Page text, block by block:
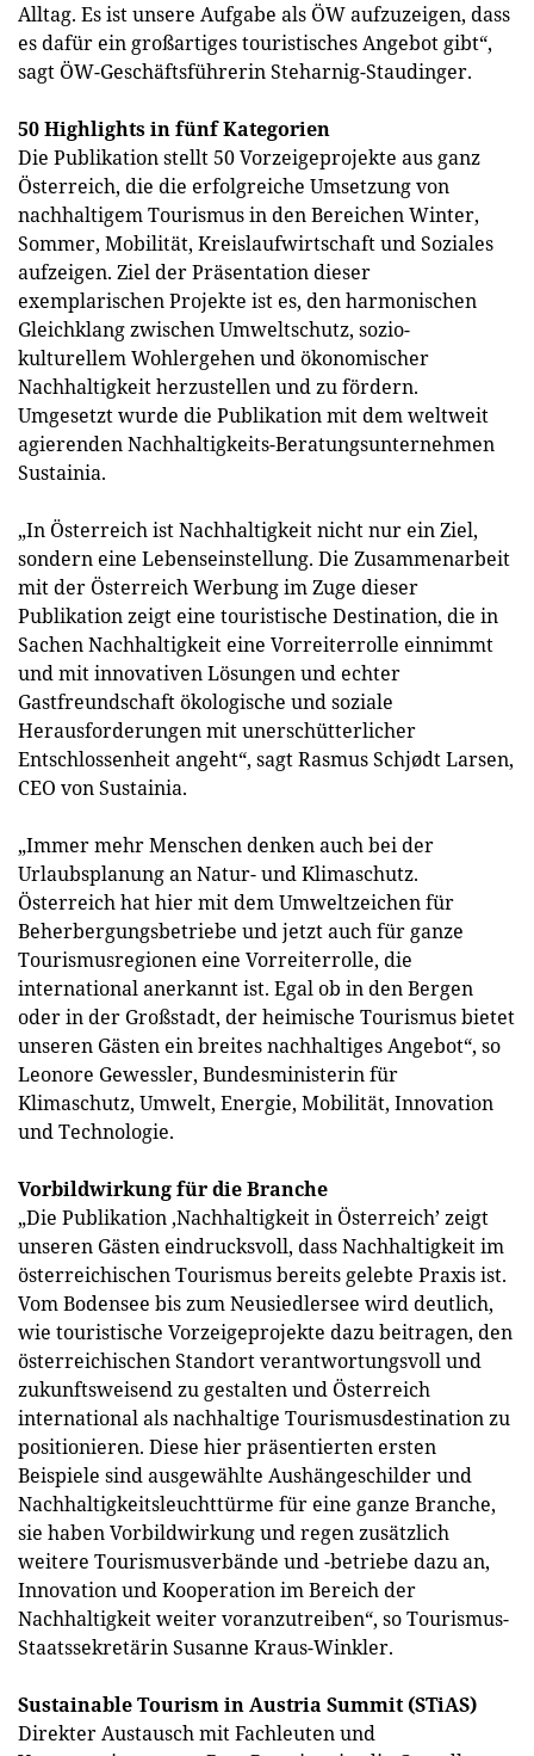
Alltag. Es ist unsere Aufgabe als ÖW aufzuzeigen, dass
es dafür ein großartiges touristisches Angebot gibt“,
sagt ÖW-Geschäftsführerin Steharnig-Staudinger.
50 Highlights in fünf Kategorien
Die Publikation stellt 50 Vorzeigeprojekte aus ganz
Österreich, die die erfolgreiche Umsetzung von
nachhaltigem Tourismus in den Bereichen Winter,
Sommer, Mobilität, Kreislaufwirtschaft und Soziales
aufzeigen. Ziel der Präsentation dieser
exemplarischen Projekte ist es, den harmonischen
Gleichklang zwischen Umweltschutz, sozio-
kulturellem Wohlergehen und ökonomischer
Nachhaltigkeit herzustellen und zu fördern.
Umgesetzt wurde die Publikation mit dem weltweit
agierenden Nachhaltigkeits-Beratungsunternehmen
Sustainia.
„In Österreich ist Nachhaltigkeit nicht nur ein Ziel,
sondern eine Lebenseinstellung. Die Zusammenarbeit
mit der Österreich Werbung im Zuge dieser
Publikation zeigt eine touristische Destination, die in
Sachen Nachhaltigkeit eine Vorreiterrolle einnimmt
und mit innovativen Lösungen und echter
Gastfreundschaft ökologische und soziale
Herausforderungen mit unerschütterlicher
Entschlossenheit angeht“, sagt Rasmus Schjødt Larsen,
CEO von Sustainia.
„Immer mehr Menschen denken auch bei der
Urlaubsplanung an Natur- und Klimaschutz.
Österreich hat hier mit dem Umweltzeichen für
Beherbergungsbetriebe und jetzt auch für ganze
Tourismusregionen eine Vorreiterrolle, die
international anerkannt ist. Egal ob in den Bergen
oder in der Großstadt, der heimische Tourismus bietet
unseren Gästen ein breites nachhaltiges Angebot“, so
Leonore Gewessler, Bundesministerin für
Klimaschutz, Umwelt, Energie, Mobilität, Innovation
und Technologie.
Vorbildwirkung für die Branche
„Die Publikation ‚Nachhaltigkeit in Österreich’ zeigt
unseren Gästen eindrucksvoll, dass Nachhaltigkeit im
österreichischen Tourismus bereits gelebte Praxis ist.
Vom Bodensee bis zum Neusiedlersee wird deutlich,
wie touristische Vorzeigeprojekte dazu beitragen, den
österreichischen Standort verantwortungsvoll und
zukunftsweisend zu gestalten und Österreich
international als nachhaltige Tourismusdestination zu
positionieren. Diese hier präsentierten ersten
Beispiele sind ausgewählte Aushängeschilder und
Nachhaltigkeitsleuchttürme für eine ganze Branche,
sie haben Vorbildwirkung und regen zusätzlich
weitere Tourismusverbände und -betriebe dazu an,
Innovation und Kooperation im Bereich der
Nachhaltigkeit weiter voranzutreiben“, so Tourismus-
Staatssekretärin Susanne Kraus-Winkler.
Sustainable Tourism in Austria Summit (STiAS)
Direkter Austausch mit Fachleuten und